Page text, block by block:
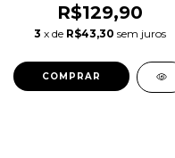
R$129,90
3 x de R$43,30 sem juros
COMPRAR